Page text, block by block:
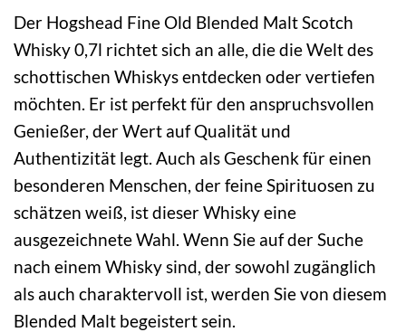
Der Hogshead Fine Old Blended Malt Scotch
Whisky 0,7l richtet sich an alle, die die Welt des
schottischen Whiskys entdecken oder vertiefen
möchten. Er ist perfekt für den anspruchsvollen
Genießer, der Wert auf Qualität und
Authentizität legt. Auch als Geschenk für einen
besonderen Menschen, der feine Spirituosen zu
schätzen weiß, ist dieser Whisky eine
ausgezeichnete Wahl. Wenn Sie auf der Suche
nach einem Whisky sind, der sowohl zugänglich
als auch charaktervoll ist, werden Sie von diesem
Blended Malt begeistert sein.